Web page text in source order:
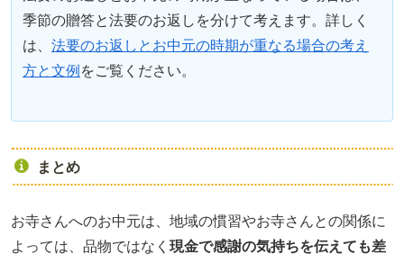
季節の贈答と法要のお返しを分けて考えます。詳しく
は、 法要のお返しとお中元の時期が重なる場合の考え
方と文例 をご覧ください。
まとめ
お寺さんへのお中元は、地域の慣習やお寺さんとの関係に
よっては、品物ではなく 現金で感謝の気持ちを伝えても差